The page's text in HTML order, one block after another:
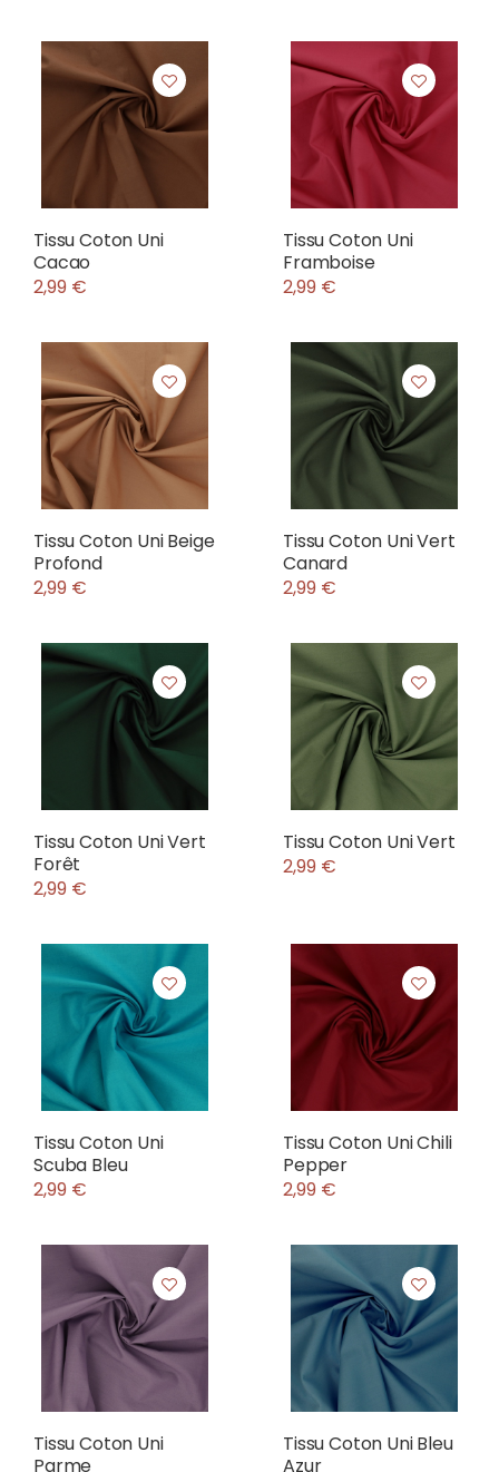
Tissu Coton Uni
Cacao
2,99 €
Tissu Coton Uni
Framboise
2,99 €
Tissu Coton Uni Beige
Profond
2,99 €
Tissu Coton Uni Vert
Canard
2,99 €
Tissu Coton Uni Vert
Forêt
2,99 €
Tissu Coton Uni Vert
2,99 €
Tissu Coton Uni
Scuba Bleu
2,99 €
Tissu Coton Uni Chili
Pepper
2,99 €
Tissu Coton Uni
Parme
Tissu Coton Uni Bleu
Azur